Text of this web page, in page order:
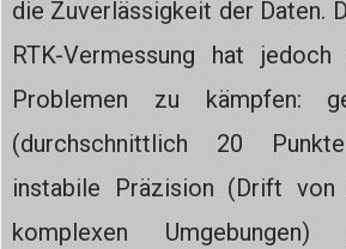
die Zuverlässigkeit der Daten.
RTK-Vermessung hat
Problemen zu kämpfen:
(durchschnittlich 20
instabile Präzision (Drift
komplexen